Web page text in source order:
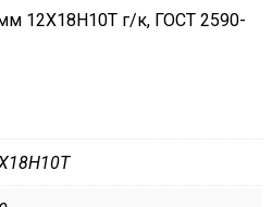
12Х18Н10Т г/к, ГОСТ 2590-